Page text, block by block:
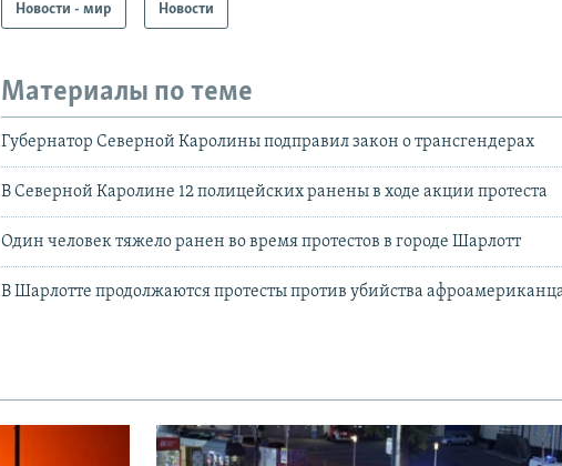
Новости - мир Новости
Материалы по теме
Губернатор Северной Каролины подправил закон о трансгендерах
В Северной Каролине 12 полицейских ранены в ходе акции протеста
Один человек тяжело ранен во время протестов в городе Шарлотт
В Шарлотте продолжаются протесты против убийства